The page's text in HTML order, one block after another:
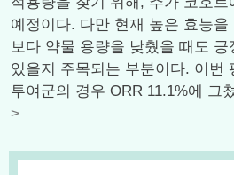
예정이다. 다만 현재 높은 효능
보다 약물 용량을 낮췄을 때도
있을지 주목되는 부분이다. 이번
투여군의 경우 ORR 11.1%에 그
>